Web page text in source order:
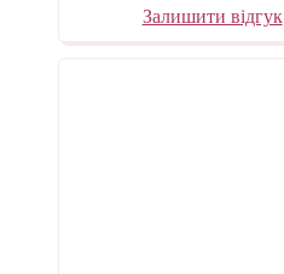
Залишити відгук